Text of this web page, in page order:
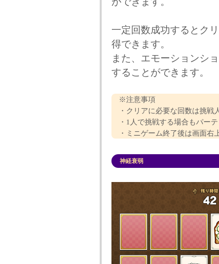
一定回数成功するとク
得できます。
また、エモーションシ
することができます。
※注意事項
・クリアに必要な回数は挑戦
・1人で挑戦する場合もパー
・ミニゲーム終了後は画面右
神経衰弱